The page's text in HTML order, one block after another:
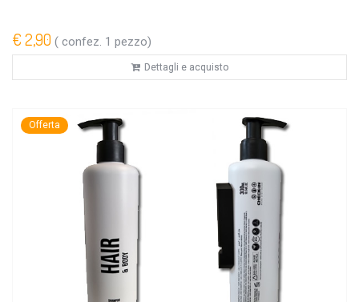
€ 2,90 ( confez. 1 pezzo)
Dettagli e acquisto
Offerta